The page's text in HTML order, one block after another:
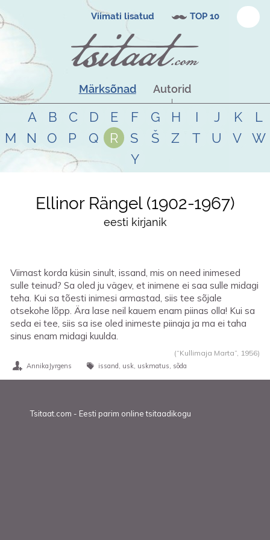
Viimati lisatud TOP 10
Märksõnad Autorid
A B C D E F G H I J K
L
M
N O P Q R S Š Z T U V
W
Y
Ellinor Rängel 1902-1967
eesti kirjanik
Viimast korda küsin sinult, issand, mis on need inimesed
sulle teinud? Sa oled ju vägev, et inimene ei saa sulle midagi
teha. Kui sa tõesti inimesi armastad, siis tee sõjale
otsekohe lõpp. Ära lase neil kauem enam piinas olla! Kui sa
seda ei tee, siis sa ise oled inimeste piinaja ja ma ei taha
sinus enam midagi kuulda.
(“Kullimaja Marta”, 1956)
AnnikaJyrgens issand usk uskmatus sõda
Tsitaat.com - Eesti parim online tsitaadikogu